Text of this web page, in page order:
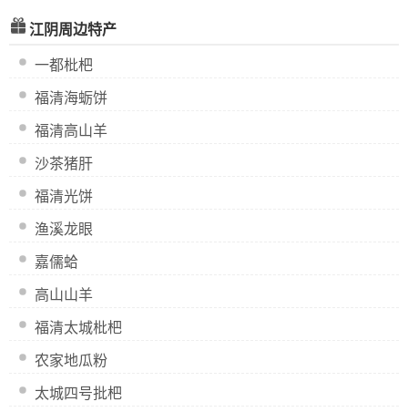
江阴周边特产
一都枇杷
福清海蛎饼
福清高山羊
沙茶猪肝
福清光饼
渔溪龙眼
嘉儒蛤
高山山羊
福清太城枇杷
农家地瓜粉
太城四号批杷